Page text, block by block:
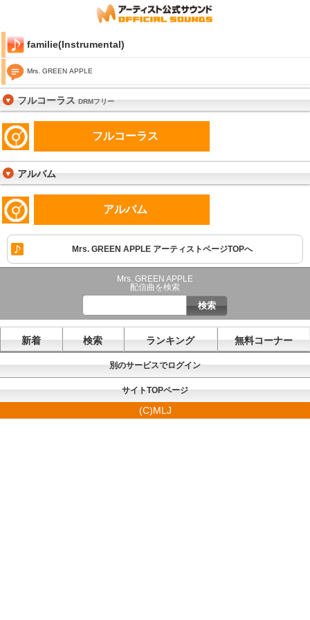
familie(Instrumental)
Mrs. GREEN APPLE
フルコーラスDRMフリー
フルコーラス
アルバム
アルバム
Mrs. GREEN APPLE アーティストページTOPへ
Mrs. GREEN APPLE
配信曲を検索
新着 検索 ランキング 無料コーナー
別のサービスでログイン
サイトTOPページ
(C)MLJ